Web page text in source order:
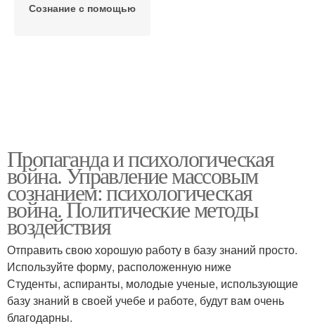
Сознание с помощью
Пропаганда и психологическая
война. Управление массовым
сознанием: психологическая
война. Политические методы
воздействия
Отправить свою хорошую работу в базу знаний просто.
Используйте форму, расположенную ниже
Студенты, аспиранты, молодые ученые, использующие
базу знаний в своей учебе и работе, будут вам очень
благодарны.